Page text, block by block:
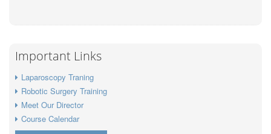
Important Links
Laparoscopy Traning
Robotic Surgery Training
Meet Our Director
Course Calendar